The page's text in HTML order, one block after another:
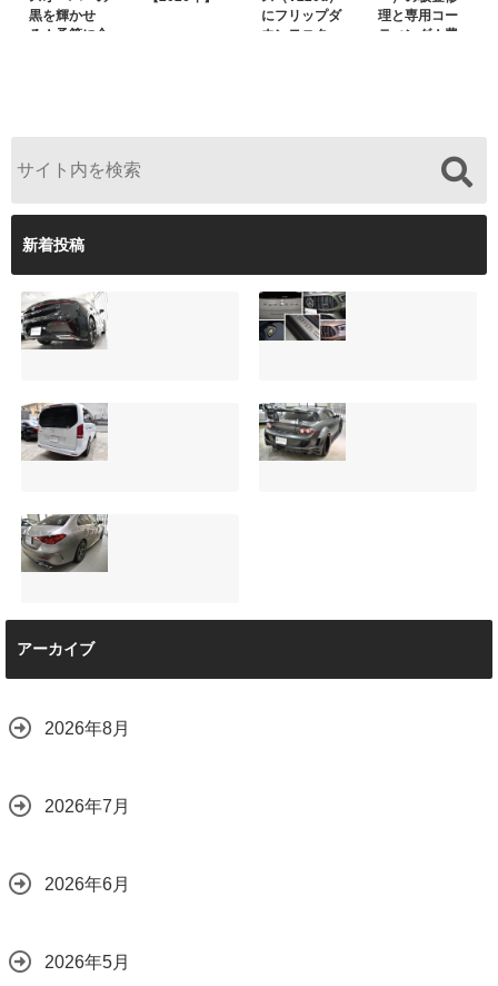
黒を輝かせ
る！予算に合
にフリップダ
ウンモニター
理と専用コー
ティング！費
新着投稿
【施工事例】クラ
ウンクロスオーバ
ーの黒を輝かせ
と車内イルミネー
ション設置
2026.08.08
夏季休暇について
ご案内【2026年】
2026.08.05
サンルーフ付きベ
ンツVクラス
（V220d）にフリ
店で断られた悩み
をプロの技術で解
2026.08.04
は？
【施工事例】メル
セデス・ベンツ
C220d｜3層セラ
取り”「ミックスコ
ート」と弱点克服
2026.07.28
アーカイブ
2026年8月
2026年7月
2026年6月
2026年5月